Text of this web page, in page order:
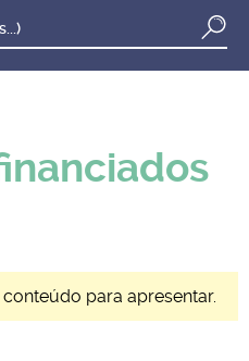
para apresentar.